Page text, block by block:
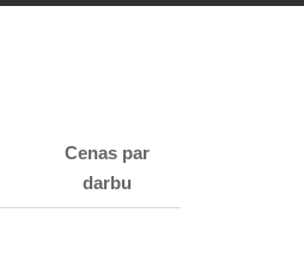
Cenas par
darbu